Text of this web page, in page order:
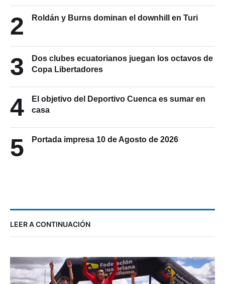
2 Roldán y Burns dominan el downhill en Turi
3
Dos clubes ecuatorianos juegan los octavos de
Copa Libertadores
4
El objetivo del Deportivo Cuenca es sumar en
casa
5 Portada impresa 10 de Agosto de 2026
LEER A CONTINUACIÓN